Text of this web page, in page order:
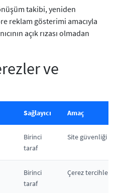
takibi, yeniden
reklam gösterimi amacıyla
açık rızası olmadan
ve
Sağlayıcı Amaç
Birinci
taraf
Site güvenliği
Birinci
taraf
Çerez